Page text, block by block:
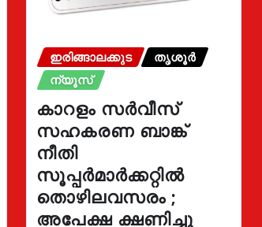
ഇരിങ്ങാലക്കുട
തൃശൂർ
ന്യൂസ്
കാറളം സർവീസ്
സഹകരണ ബാങ്ക്
നീതി
സൂപ്പർമാർക്കറ്റിൽ
തൊഴിലവസരം ;
അപേക്ഷ ക്ഷണിച്ചു